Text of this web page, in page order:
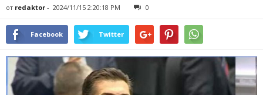
от redaktor - 2024/11/15 2:20:18 PM 0
Facebook Twitter